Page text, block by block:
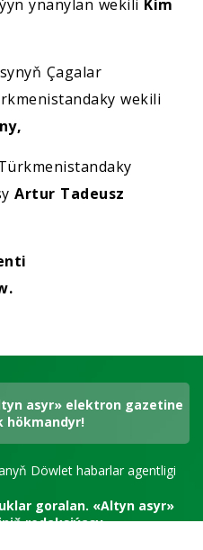
ynanylan wekili Kim
Çagalar
wekili
Artur Tadeusz
asyr» elektron gazetine
hökmandyr!
Döwlet habarlar agentligi
goralan. «Altyn asyr»
redaksiýasy